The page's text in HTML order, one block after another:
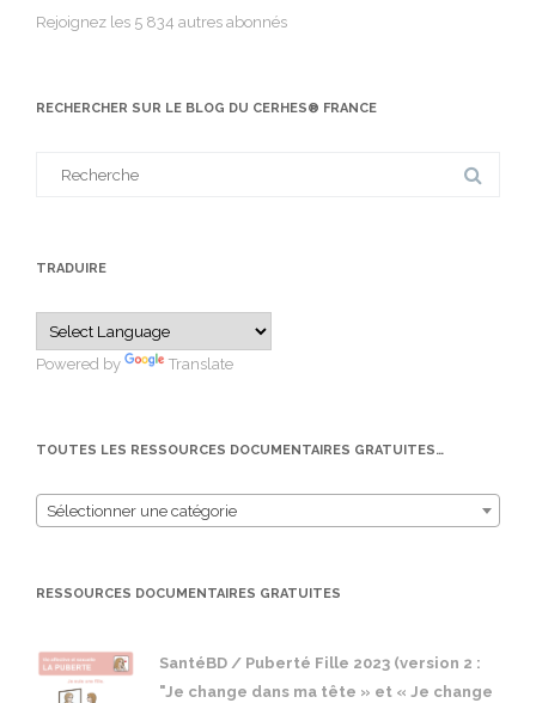
Rejoignez les 5 834 autres abonnés
RECHERCHER SUR LE BLOG DU CERHES® FRANCE
TRADUIRE
Powered by Translate
TOUTES LES RESSOURCES DOCUMENTAIRES GRATUITES…
Sélectionner une catégorie
RESSOURCES DOCUMENTAIRES GRATUITES
SantéBD / Puberté Fille 2023 (version 2 :
"Je change dans ma tête » et « Je change